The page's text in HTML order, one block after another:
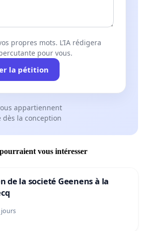
propres mots. L’IA rédigera
pour vous.
la pétition
appartiennent
la conception
vous intéresser
de la societé Geenens à la
jours